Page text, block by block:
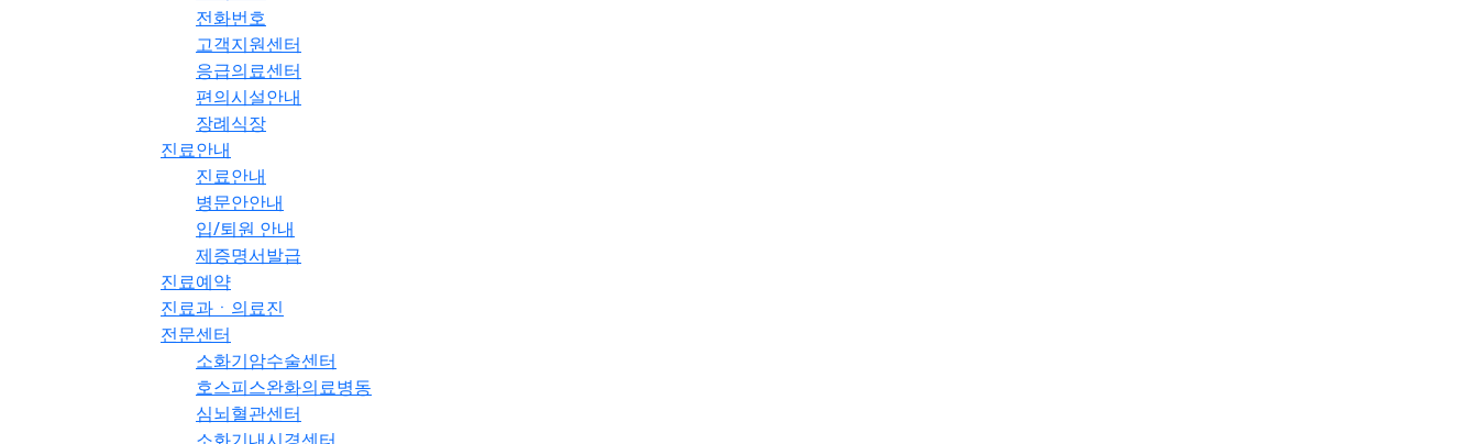
전화번호
고객지원센터
응급의료센터
편의시설안내
장례식장
진료안내
진료안내
병문안안내
입/퇴원 안내
제증명서발급
진료예약
진료과ㆍ의료진
전문센터
소화기암수술센터
호스피스완화의료병동
심뇌혈관센터